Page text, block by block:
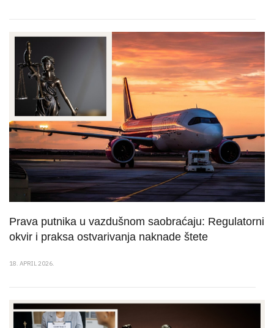
Prava putnika u vazdušnom saobraćaju: Regulatorni
okvir i praksa ostvarivanja naknade štete
18. APRIL 2026.